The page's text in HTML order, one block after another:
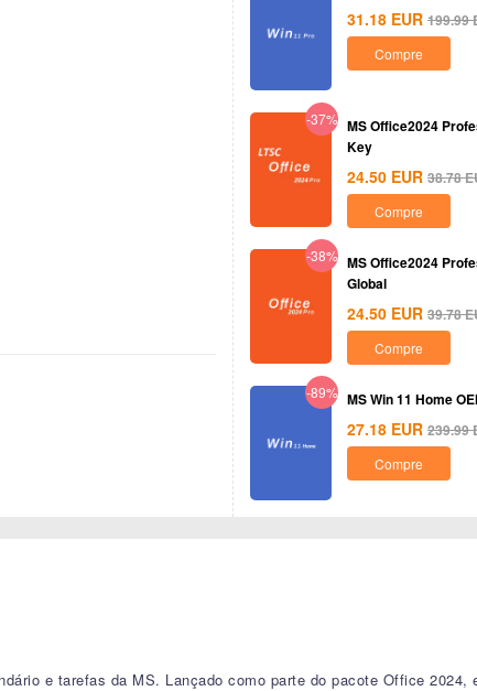
31.18 EUR 199.99
Compre
-37% MS Office2024
Key
24.50 EUR 38.78
Compre
-38% MS Office2024
Global
24.50 EUR 39.78
Compre
-89% MS Win 11 Home
27.18 EUR 239.99
Compre
e tarefas da MS. Lançado como parte do pacote Office 2024,